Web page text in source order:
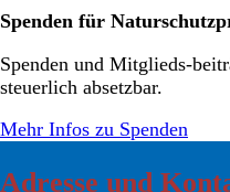
Spenden für
Spenden und Mitglieds-
steuerlich absetzbar.
Mehr Infos zu Spenden
Adresse und